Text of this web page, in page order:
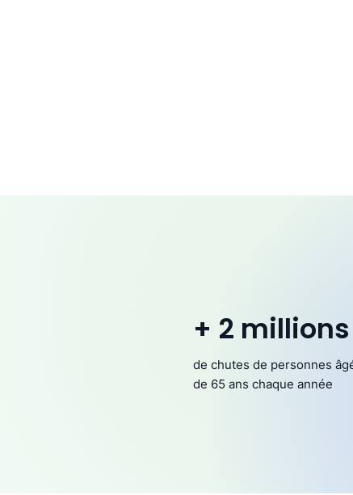
+ 2 millions
de chutes de personnes
de 65 ans chaque année